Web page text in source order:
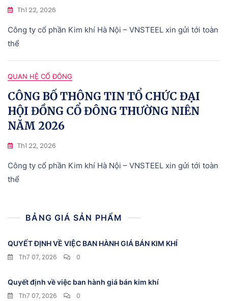
Th1 22, 2026
Công ty cổ phần Kim khí Hà Nội – VNSTEEL xin gửi tới toàn
thể
QUAN HỆ CỔ ĐÔNG
CÔNG BỐ THÔNG TIN TỔ CHỨC ĐẠI
HỘI ĐỒNG CỔ ĐÔNG THƯỜNG NIÊN
NĂM 2026
Th1 22, 2026
Công ty cổ phần Kim khí Hà Nội – VNSTEEL xin gửi tới toàn
thể
BẢNG GIÁ SẢN PHẨM
QUYẾT ĐỊNH VỀ VIỆC BAN HÀNH GIÁ BÁN KIM KHÍ
Th7 07, 2026
0
Quyết định về việc ban hành giá bán kim khí
Th7 07, 2026
0